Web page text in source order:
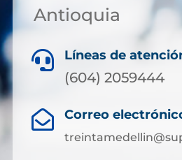
Antioquia
 Líneas de
(604) 2059444
 Correo